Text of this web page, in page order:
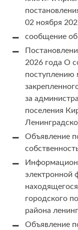
02 ноября
сообщение об
2026 года О
поступлению
за
поселения
Объявление
электронной
городского
района
Объявление